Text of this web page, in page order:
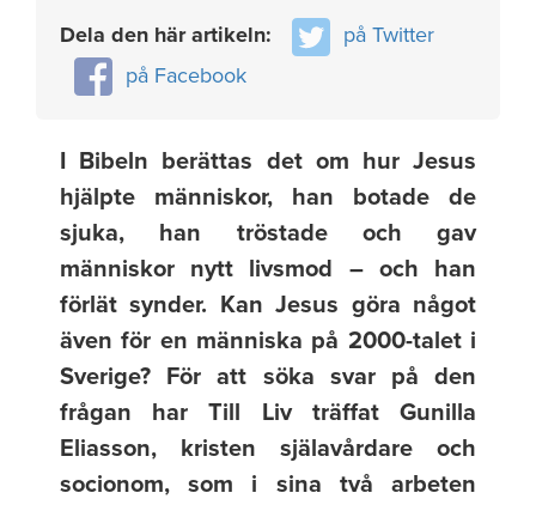
Dela den här artikeln:
på Twitter
på Facebook
I Bibeln berättas det om hur Jesus
hjälpte människor, han botade de
sjuka, han tröstade och gav
människor nytt livsmod – och han
förlät synder. Kan Jesus göra något
även för en människa på 2000-talet i
Sverige? För att söka svar på den
frågan har Till Liv träffat Gunilla
Eliasson, kristen själavårdare och
socionom, som i sina två arbeten